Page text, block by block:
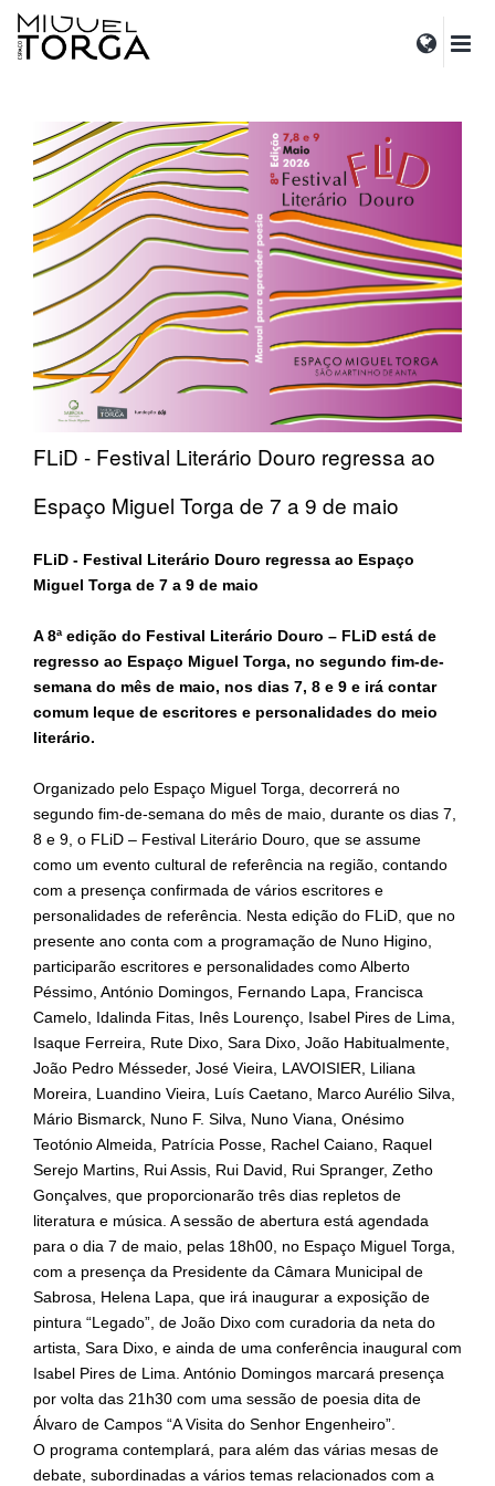
FLiD - Festival Literário Douro regressa ao
Espaço Miguel Torga de 7 a 9 de maio
FLiD - Festival Literário Douro regressa ao Espaço
Miguel Torga de 7 a 9 de maio
A 8ª edição do Festival Literário Douro – FLiD está de
regresso ao Espaço Miguel Torga, no segundo fim-de-
semana do mês de maio, nos dias 7, 8 e 9 e irá contar
comum leque de escritores e personalidades do meio
literário.
Organizado pelo Espaço Miguel Torga, decorrerá no
segundo fim-de-semana do mês de maio, durante os dias 7,
8 e 9, o FLiD – Festival Literário Douro, que se assume
como um evento cultural de referência na região, contando
com a presença confirmada de vários escritores e
personalidades de referência. Nesta edição do FLiD, que no
presente ano conta com a programação de Nuno Higino,
participarão escritores e personalidades como Alberto
Péssimo, António Domingos, Fernando Lapa, Francisca
Camelo, Idalinda Fitas, Inês Lourenço, Isabel Pires de Lima,
Isaque Ferreira, Rute Dixo, Sara Dixo, João Habitualmente,
João Pedro Mésseder, José Vieira, LAVOISIER, Liliana
Moreira, Luandino Vieira, Luís Caetano, Marco Aurélio Silva,
Mário Bismarck, Nuno F. Silva, Nuno Viana, Onésimo
Teotónio Almeida, Patrícia Posse, Rachel Caiano, Raquel
Serejo Martins, Rui Assis, Rui David, Rui Spranger, Zetho
Gonçalves, que proporcionarão três dias repletos de
literatura e música. A sessão de abertura está agendada
para o dia 7 de maio, pelas 18h00, no Espaço Miguel Torga,
com a presença da Presidente da Câmara Municipal de
Sabrosa, Helena Lapa, que irá inaugurar a exposição de
pintura “Legado”, de João Dixo com curadoria da neta do
artista, Sara Dixo, e ainda de uma conferência inaugural com
Isabel Pires de Lima. António Domingos marcará presença
por volta das 21h30 com uma sessão de poesia dita de
Álvaro de Campos “A Visita do Senhor Engenheiro”.
O programa contemplará, para além das várias mesas de
debate, subordinadas a vários temas relacionados com a